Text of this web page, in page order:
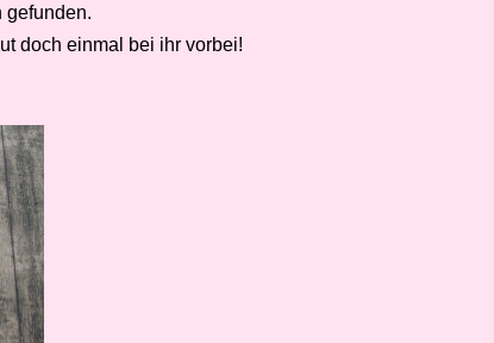
gefunden.
doch einmal bei ihr vorbei!